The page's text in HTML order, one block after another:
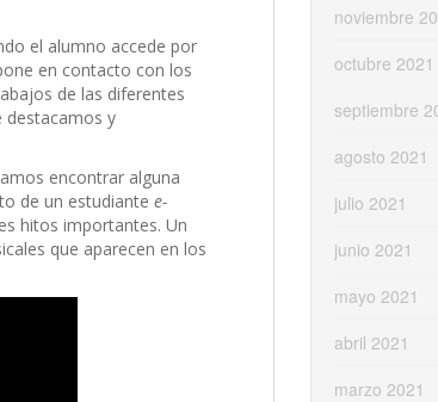
el alumno accede por
en contacto con los
de las diferentes
destacamos y
encontrar alguna
de un estudiante e-
hitos importantes. Un
que aparecen en los
noviembre
octubre 2021
septiembre
agosto 2021
julio 2021
junio 2021
mayo 2021
abril 2021
marzo 2021